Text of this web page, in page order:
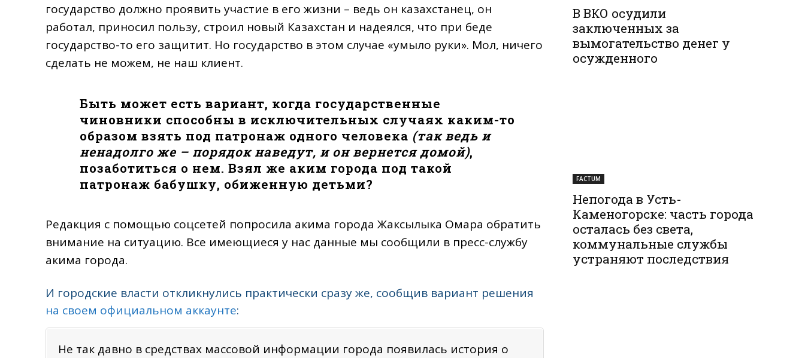
государство должно проявить участие в его жизни – ведь он казахстанец, он
работал, приносил пользу, строил новый Казахстан и надеялся, что при беде
государство-то его защитит. Но государство в этом случае «умыло руки». Мол, ничего
сделать не можем, не наш клиент.
Быть может есть вариант, когда государственные
чиновники способны в исключительных случаях каким-то
образом взять под патронаж одного человека (так ведь и
ненадолго же – порядок наведут, и он вернется домой),
позаботиться о нем. Взял же аким города под такой
патронаж бабушку, обиженную детьми?
Редакция с помощью соцсетей попросила акима города Жаксылыка Омара обратить
внимание на ситуацию. Все имеющиеся у нас данные мы сообщили в пресс-службу
акима города.
И городские власти откликнулись практически сразу же, сообщив вариант решения
на своем официальном аккаунте:
Не так давно в средствах массовой информации города появилась история о
В ВКО осудили
заключенных за
вымогательство денег у
осужденного
FACTUM
Непогода в Усть-
Каменогорске: часть города
осталась без света,
коммунальные службы
устраняют последствия